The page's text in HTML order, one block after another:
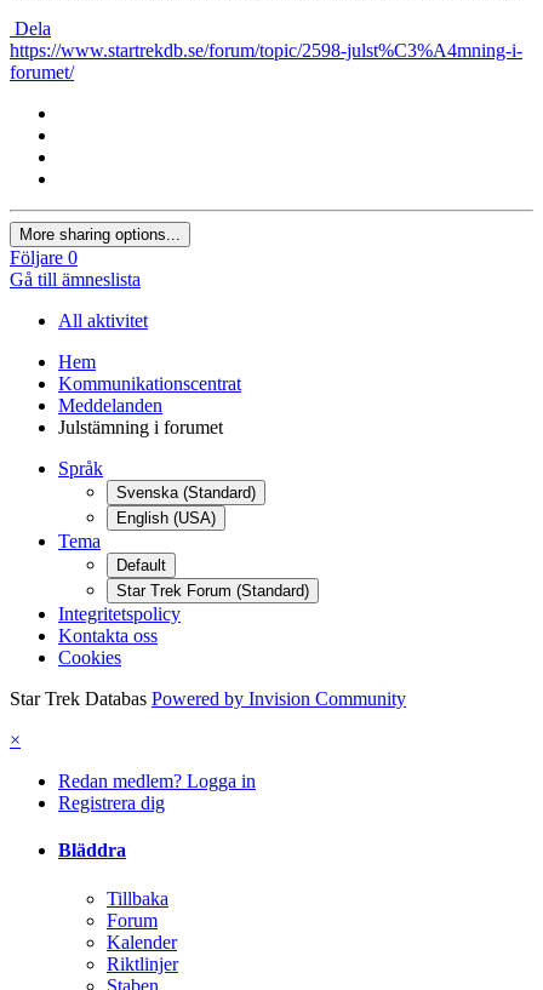
Dela
https://www.startrekdb.se/forum/topic/2598-julst%C3%A4mning-i-
forumet/
More sharing options...
Följare 0
Gå till ämneslista
All aktivitet
Hem
Kommunikationscentrat
Meddelanden
Julstämning i forumet
Språk
Svenska (Standard)
English (USA)
Tema
Default
Star Trek Forum (Standard)
Integritetspolicy
Kontakta oss
Cookies
Star Trek Databas Powered by Invision Community
×
Redan medlem? Logga in
Registrera dig
Bläddra
Tillbaka
Forum
Kalender
Riktlinjer
Staben